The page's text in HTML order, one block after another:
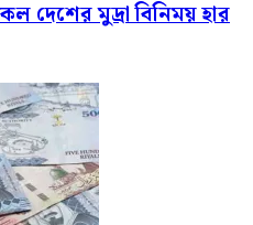
দেশের মুদ্রা বিনিময় হার